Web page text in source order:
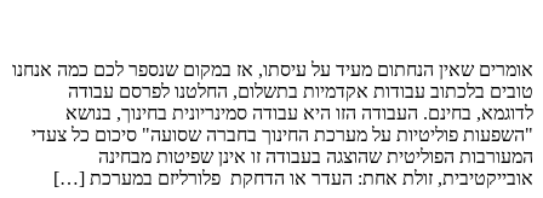
אומרים שאין הנחתום מעיד על עיסתו, אז במקום שנספר לכם כמה אנחנו
טובים בלכתוב עבודות אקדמיות בתשלום, החלטנו לפרסם עבודה
לדוגמא, בחינם. העבודה הזו היא עבודה סמינריונית בחינוך, בנושא
"השפעות פוליטיות על מערכת החינוך בחברה שסועה" סיכום כל צעדי
המעורבות הפוליטית שהוצגה בעבודה זו אינן שפיטות מבחינה
אובייקטיבית, זולת אחת: העדר או הדחקת פלורליזם במערכת […]